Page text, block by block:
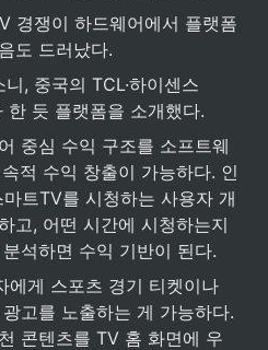
경쟁이 하드웨어에서 플랫폼
도 드러났다.
, 중국의 TCL·하이센스
한 듯 플랫폼을 소개했다.
중심 수익 구조를 소프트웨
적 수익 창출이 가능하다. 인
트TV를 시청하는 사용자 개
고, 어떤 시간에 시청하는지
석하면 수익 기반이 된다.
에게 스포츠 경기 티켓이나
고를 노출하는 게 가능하다.
콘텐츠를 TV 홈 화면에 우